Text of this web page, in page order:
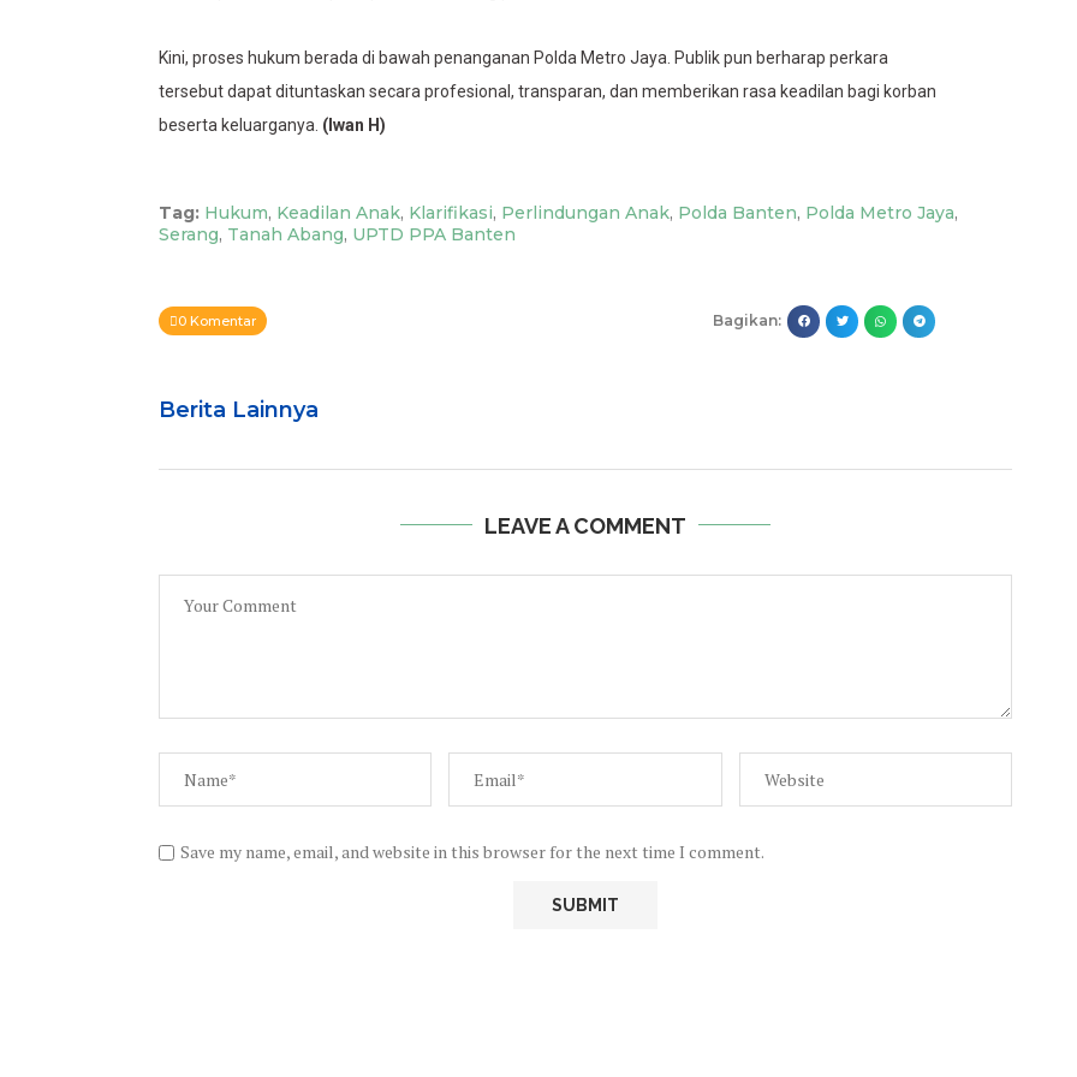
Kini, proses hukum berada di bawah penanganan Polda Metro Jaya. Publik pun berharap perkara
tersebut dapat dituntaskan secara profesional, transparan, dan memberikan rasa keadilan bagi korban
beserta keluarganya. (Iwan H)
Tag: Hukum, Keadilan Anak, Klarifikasi, Perlindungan Anak, Polda Banten, Polda Metro Jaya,
Serang, Tanah Abang, UPTD PPA Banten
0 Komentar Bagikan:
Berita Lainnya
LEAVE A COMMENT
Save my name, email, and website in this browser for the next time I comment.